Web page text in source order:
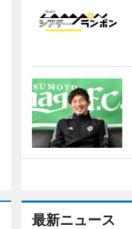
最新ニュース